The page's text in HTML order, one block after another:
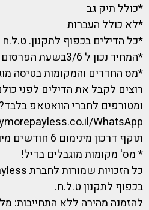
*כולל תיק גב
*לא כולל העברות
*כל הדילים בכפוף לתקנון. ט.ל.ח
*המחיר נכון ל 3/6בשעת הפרסום ועתיד להשתנות.
*מס החדרים והמקומות בטיסה
רוצים לקבל את הדילים לפני
ומטורפים לחברי הוואטאפ
WhatsApp
תוקף דרכון מינימום 6 חודשים מיום הנחיתה
* מס' מקומות מוגבלים בדיל!
בכפוף לתקנון ט.ל.ח.
להזמנה מהירה ללא התחייבות: